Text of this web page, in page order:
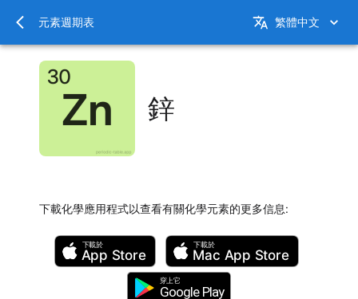
元素週期表 繁體中文
鋅
下載化學應用程式以查看有關化學元素的更多信息:
下載於
App Store
下載於
Mac App Store
穿上它
Google Play